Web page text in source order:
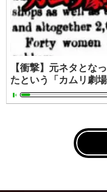
【衝撃】元ネタとな
たという「カムリ劇